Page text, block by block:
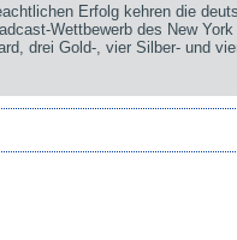
Erfolg kehren die
Wettbewerb des New
drei Gold-, vier Silber- und